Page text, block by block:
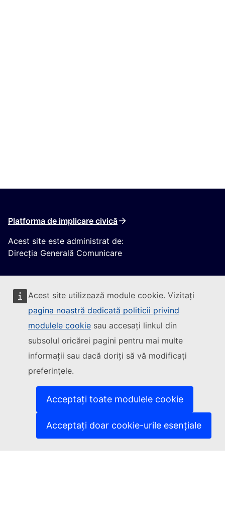
Acest site utilizează module cookie. Vizitați
pagina noastră dedicată politicii privind
modulele cookie sau accesați linkul din
subsolul oricărei pagini pentru mai multe
informații sau dacă doriți să vă modificați
preferințele.
Acceptați toate modulele cookie
Acceptați doar cookie-urile esențiale
Platforma de implicare civică
Acest site este administrat de:
Direcția Generală Comunicare
Urmăriți Comisia Europeană
Contactați-ne(Link extern)
Semnalați o vulnerabilitate informatică
Versiunile lingvistice ale site-urilor noastre(Link extern)
Cookie-uri(Link extern)
Politica de confidențialitate
Aviz juridic(Link extern)